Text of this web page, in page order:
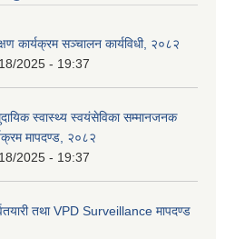
कार्यक्रम सञ्चालन कार्यविधी, २०८२
2025 - 19:37
स्वास्थ्य स्वयंसेविका सम्मानजनक
मापदण्ड, २०८२
2025 - 19:37
तथा VPD Surveillance मापदण्ड